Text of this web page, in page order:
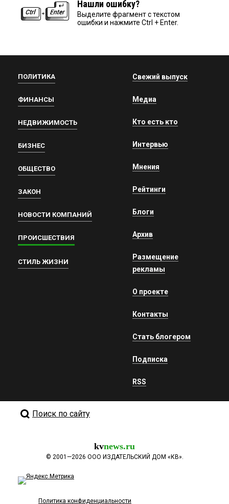
Нашли ошибку?
Выделите фрагмент с текстом
ошибки и нажмите Ctrl + Enter.
ПОЛИТИКА
ФИНАНСЫ
НЕДВИЖИМОСТЬ
БИЗНЕС
ОБЩЕСТВО
ЗАКОН
НОВОСТИ КОМПАНИЙ
ПРОИСШЕСТВИЯ
СТИЛЬ ЖИЗНИ
Свежий выпуск
Медиа
Кто есть кто
Интервью
Мнения
Рейтинги
Блоги
Архив
Размещение
рекламы
О проекте
Контакты
Стать блогером
Подписка
RSS
Поиск по сайту
kvnews.ru
© 2001—2026 ООО ИЗДАТЕЛЬСКИЙ ДОМ «КВ».
Политика конфиденциальности